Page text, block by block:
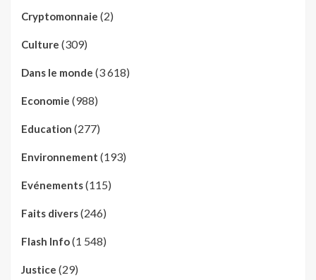
Cryptomonnaie (2)
Culture (309)
Dans le monde (3 618)
Economie (988)
Education (277)
Environnement (193)
Evénements(115)
Faits divers(246)
Flash Info(1 548)
Justice (29)